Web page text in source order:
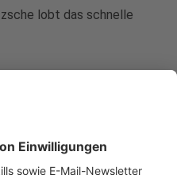
lobt das schnelle
Ich danke